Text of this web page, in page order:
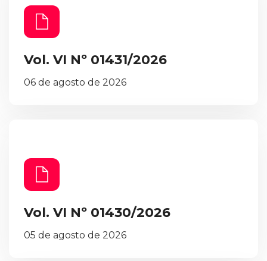
Vol. VI Nº 01431/2026
06 de agosto de 2026
Vol. VI Nº 01430/2026
05 de agosto de 2026